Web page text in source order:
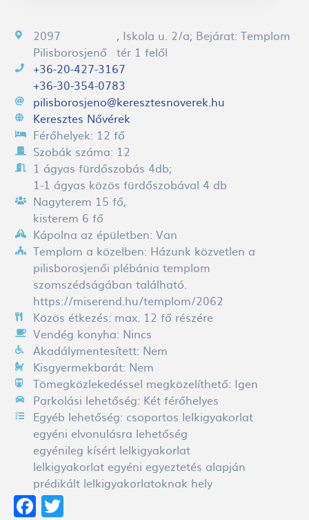
2097
Pilisborosjenő
, Iskola u. 2/a; Bejárat: Templom
tér 1 felől
+36-20-427-3167
+36-30-354-0783
pilisborosjeno@keresztesnoverek.hu
Keresztes Nővérek
Férőhelyek: 12
Szobák száma: 12
1 ágyas fürdőszobás 4db;
1-1 ágyas közös fürdőszobával 4 db
Nagyterem 15 fő,
kisterem 6 fő
Kápolna az épületben: Van
Templom a közelben: Házunk közvetlen a
pilisborosjenői plébánia templom
szomszédságában található.
https://miserend.hu/templom/2062
Közös étkezés: max. 12 fő részére
Vendég konyha: Nincs
Akadálymentesített: Nem
Kisgyermekbarát: Nem
Tömegközlekedéssel megközelíthető: Igen
Parkolási lehetőség: Két férőhelyes
Egyéb lehetőség: csoportos lelkigyakorlat
egyéni elvonulásra lehetőség
egyénileg kísért lelkigyakorlat
lelkigyakorlat egyéni egyeztetés alapján
prédikált lelkigyakorlatoknak hely
Facebook